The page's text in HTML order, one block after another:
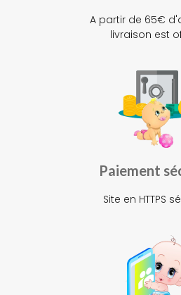
A partir de 65€
livraison est
Paiement
Site en HTTPS